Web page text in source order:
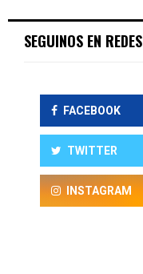
SEGUINOS EN REDES
FACEBOOK
TWITTER
INSTAGRAM